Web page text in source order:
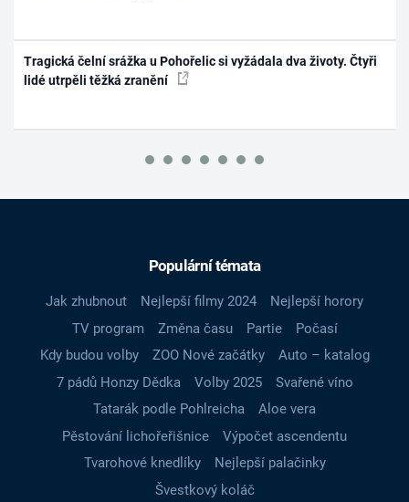
Tragická čelní srážka u Pohořelic si vyžádala dva životy. Čtyři
lidé utrpěli těžká zranění
Populární témata
Jak zhubnout Nejlepší filmy 2024
Nejlepší horory
TV program
Změna času Partie
Počasí
Kdy budou volby
ZOO Nové začátky
Auto – katalog
7 pádů Honzy Dědka
Volby 2025
Svařené víno
Tatarák podle Pohlreicha
Aloe vera
Pěstování lichořeřišnice
Výpočet ascendentu
Tvarohové knedlíky
Nejlepší palačinky
Švestkový koláč